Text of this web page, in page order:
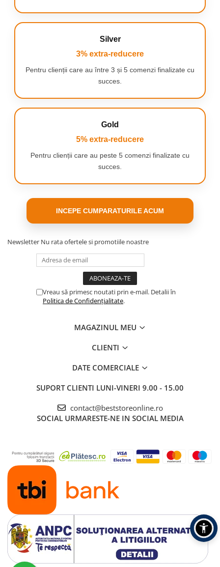
Silver
3% extra-reducere
Pentru clienții care au între 3 și 5 comenzi finalizate cu
succes.
Gold
5% extra-reducere
Pentru clienții care au peste 5 comenzi finalizate cu
succes.
INCEPE CUMPARATURILE ACUM
Newsletter Nu rata ofertele si promotiile noastre
Vreau să primesc noutati prin e-mail. Detalii în
Politica de Confidențialitate.
MAGAZINUL MEU
CLIENTI
DATE COMERCIALE
SUPORT CLIENTI LUNI-VINERI 9.00 - 15.00
contact@beststoreonline.ro
SOCIAL URMARESTE-NE IN SOCIAL MEDIA